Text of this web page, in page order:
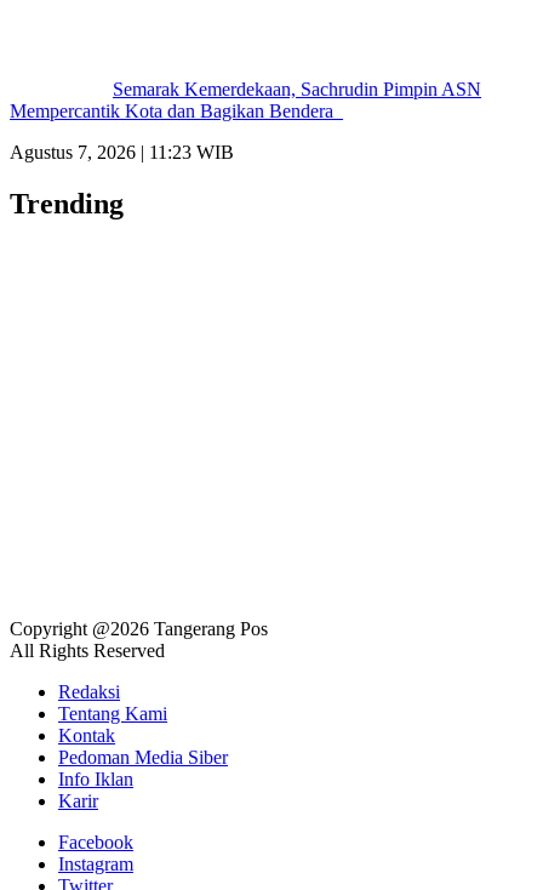
Semarak Kemerdekaan, Sachrudin Pimpin ASN
Mempercantik Kota dan Bagikan Bendera
Agustus 7, 2026 | 11:23 WIB
Trending
Copyright @2026 Tangerang Pos
All Rights Reserved
Redaksi
Tentang Kami
Kontak
Pedoman Media Siber
Info Iklan
Karir
Facebook
Instagram
Twitter